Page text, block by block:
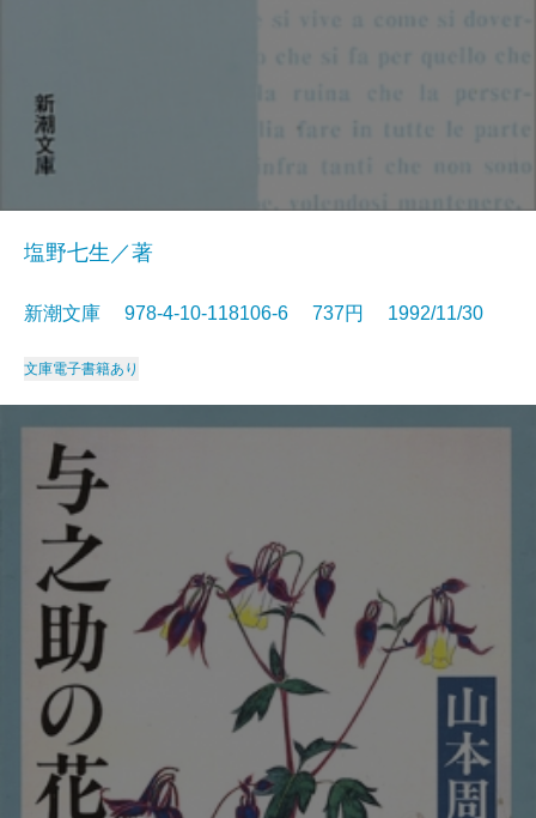
塩野七生／著
新潮文庫 978-4-10-118106-6 737円 1992/11/30
文庫電子書籍あり